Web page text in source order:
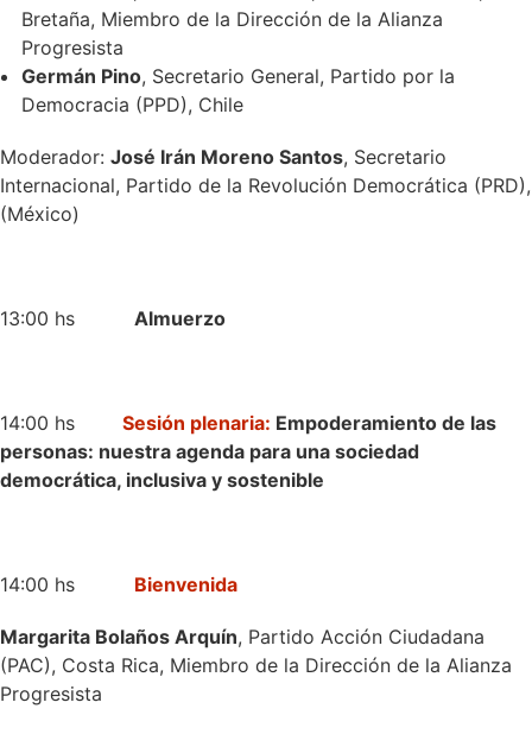
Bretaña, Miembro de la Dirección de la Alianza
Progresista
Germán Pino, Secretario General, Partido por la
Democracia (PPD), Chile
Moderador: José Irán Moreno Santos, Secretario
Internacional, Partido de la Revolución Democrática (PRD),
(México)
13:00 hs Almuerzo
14:00 hs Sesión plenaria: Empoderamiento de las
personas: nuestra agenda para una sociedad
democrática, inclusiva y sostenible
14:00 hs Bienvenida
Margarita Bolaños Arquín, Partido Acción Ciudadana
(PAC), Costa Rica, Miembro de la Dirección de la Alianza
Progresista